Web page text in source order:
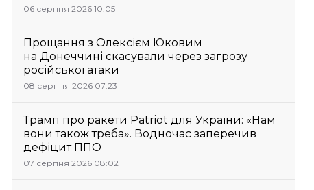
06 серпня 2026 10:05
Прощання з Олексієм Юковим
на Донеччині скасували через загрозу
російської атаки
08 серпня 2026 07:23
Трамп про ракети Patriot для України: «Нам
вони також треба». Водночас заперечив
дефіцит ППО
07 серпня 2026 08:02